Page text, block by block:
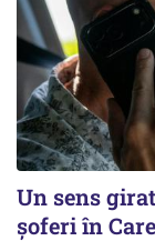
Un sens
șoferi în